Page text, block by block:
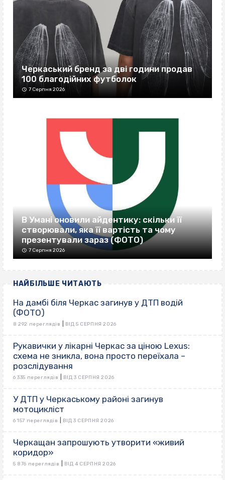
Черкаський бренд за дві години продав
100 благодійних футболок
7 Серпня 2026
В Умані оновили айдентику: скільки її
створювали, яка її вартість та чому
презентували зараз (ФОТО)
7 Серпня 2026
НАЙБІЛЬШЕ ЧИТАЮТЬ
На дамбі біля Черкас загинув у ДТП водій
(ФОТО)
8 292 переглядів ВІД 5 СЕРПНЯ 2026
Рукавички у лікарні Черкас за ціною Lexus:
схема не зникла, вона просто переїхала –
розслідування
6 335 переглядів ВІД 3 СЕРПНЯ 2026
У ДТП у Черкаському районі загинув
мотоцикліст
6 157 переглядів ВІД 3 СЕРПНЯ 2026
Черкащан запрошують утворити «живий
коридор»
5 876 переглядів ВІД 4 СЕРПНЯ 2026